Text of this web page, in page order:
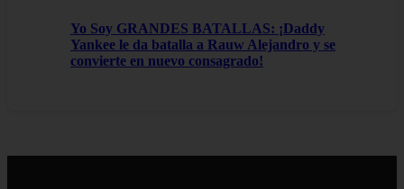
Yo Soy GRANDES BATALLAS: ¡Daddy
Yankee le da batalla a Rauw Alejandro y se
convierte en nuevo consagrado!